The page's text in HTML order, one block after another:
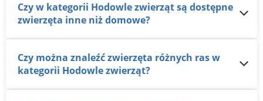
Czy w kategorii Hodowle zwierząt są dostępne
zwierzęta inne niż domowe?
Czy można znaleźć zwierzęta różnych ras w
kategorii Hodowle zwierząt?